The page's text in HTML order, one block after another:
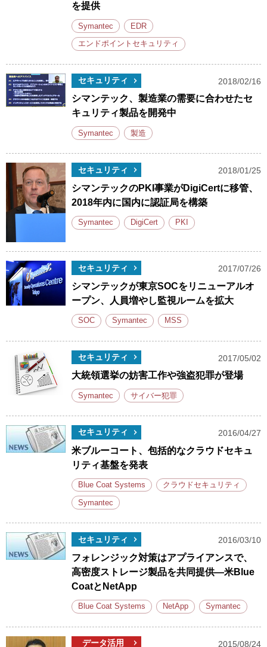
を提供
Symantec EDR
エンドポイントセキュリティ
セキュリティ 2018/02/16
シマンテック、製造業の需要に合わせたセ
キュリティ製品を開発中
Symantec 製造
セキュリティ 2018/01/25
シマンテックのPKI事業がDigiCertに移管、
2018年内に国内に認証局を構築
Symantec DigiCert PKI
セキュリティ 2017/07/26
シマンテックが東京SOCをリニューアルオ
ープン、人員増やし監視ルームを拡大
SOC Symantec MSS
セキュリティ 2017/05/02
大統領選挙の妨害工作や強盗犯罪が登場
Symantec サイバー犯罪
セキュリティ 2016/04/27
米ブルーコート、包括的なクラウドセキュ
リティ基盤を発表
Blue Coat Systems クラウドセキュリティ
Symantec
セキュリティ 2016/03/10
フォレンジック対策はアプライアンスで、
高密度ストレージ製品を共同提供―米Blue
CoatとNetApp
Blue Coat Systems NetApp Symantec
データ活用 2015/08/24